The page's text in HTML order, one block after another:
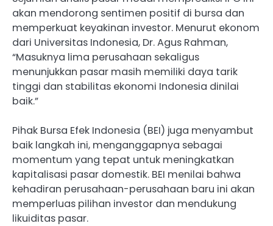
akan mendorong sentimen positif di bursa dan
memperkuat keyakinan investor. Menurut ekonom
dari Universitas Indonesia, Dr. Agus Rahman,
“Masuknya lima perusahaan sekaligus
menunjukkan pasar masih memiliki daya tarik
tinggi dan stabilitas ekonomi Indonesia dinilai
baik.”
Pihak Bursa Efek Indonesia (BEI) juga menyambut
baik langkah ini, menganggapnya sebagai
momentum yang tepat untuk meningkatkan
kapitalisasi pasar domestik. BEI menilai bahwa
kehadiran perusahaan-perusahaan baru ini akan
memperluas pilihan investor dan mendukung
likuiditas pasar.